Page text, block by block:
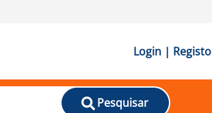
Login | Registo
Pesquisar